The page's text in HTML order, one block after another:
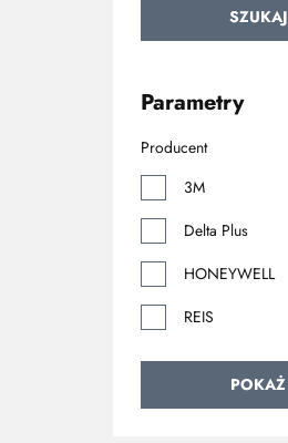
SZUKAJ
Parametry
Producent
3M
Delta Plus
HONEYWELL
REIS
POKAŻ